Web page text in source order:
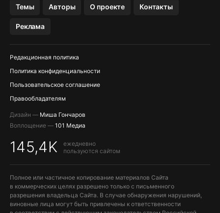
Темы Авторы О проекте Контакты
Реклама
Редакционная политика
Политика конфиденциальности
Пользовательское соглашение
Правообладателям
Дизайн — Миша Гончаров
Воплощение — 101 Медиа
145,4K
ежедневно
пользуются сайтом
Полное или частичное копирование материалов Сайта
в коммерческих целях разрешено только с письменного
разрешения владельца Сайта. В случае обнаружения нарушений,
виновные лица могут быть привлечены к ответственности